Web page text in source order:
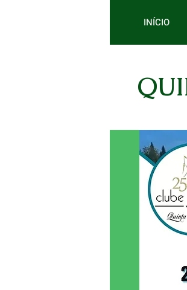
INÍCIO